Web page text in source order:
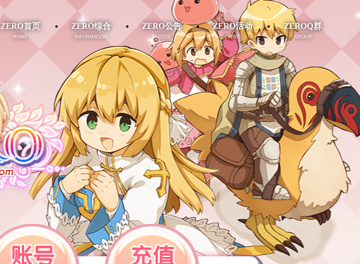
ZERO首页
home
ZERO综合
information
ZERO公告
notice
ZERO活动
event
ZEROQ群
group
账号 充值